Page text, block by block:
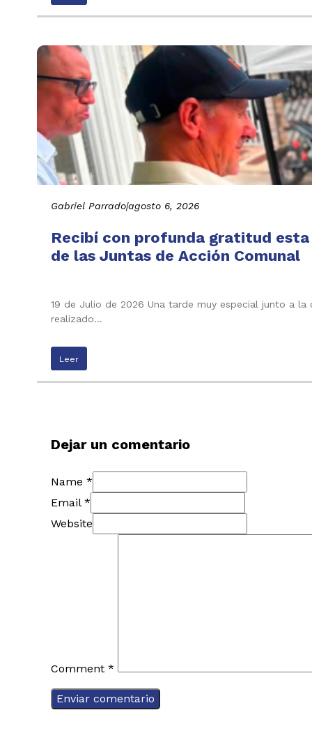
Gabriel Parrado|agosto 6, 2026
Recibí con profunda gratitud
de las Juntas de Acción Comunal
19 de Julio de 2026 Una tarde muy especial junto a
realizado…
Leer
Dejar un comentario
Name *
Email *
Website
Comment *